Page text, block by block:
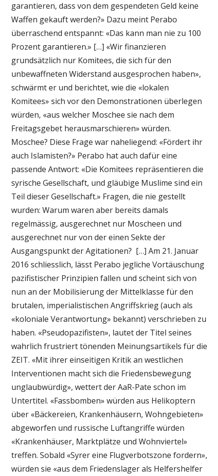
garantieren, dass von dem gespendeten Geld keine
Waffen gekauft werden?» Dazu meint Perabo
überraschend entspannt: «Das kann man nie zu 100
Prozent garantieren.» […] «Wir finanzieren
grundsätzlich nur Komitees, die sich für den
unbewaffneten Widerstand ausgesprochen haben»,
schwärmt er und berichtet, wie die «lokalen
Komitees» sich vor den Demonstrationen überlegen
würden, «aus welcher Moschee sie nach dem
Freitagsgebet herausmarschieren» würden.
Moschee? Diese Frage war naheliegend: «Fördert ihr
auch Islamisten?» Perabo hat auch dafür eine
passende Antwort: «Die Komitees repräsentieren die
syrische Gesellschaft, und gläubige Muslime sind ein
Teil dieser Gesellschaft.» Fragen, die nie gestellt
wurden: Warum waren aber bereits damals
regelmässig, ausgerechnet nur Moscheen und
ausgerechnet nur von der einen Sekte der
Ausgangspunkt der Agitationen? […] Am 21. Januar
2016 schliesslich, lässt Perabo jegliche Vortäuschung
pazifistischer Prinzipien fallen und scheint sich von
nun an der Mobilisierung der Mittelklasse für den
brutalen, imperialistischen Angriffskrieg (auch als
«koloniale Verantwortung» bekannt) verschrieben zu
haben. «Pseudopazifisten», lautet der Titel seines
wahrlich frustriert tönenden Meinungsartikels für die
ZEIT. «Mit ihrer einseitigen Kritik an westlichen
Interventionen macht sich die Friedensbewegung
unglaubwürdig», wettert der AaR-Pate schon im
Untertitel. «Fassbomben» würden aus Helikoptern
über «Bäckereien, Krankenhäusern, Wohngebieten»
abgeworfen und russische Luftangriffe würden
«Krankenhäuser, Marktplätze und Wohnviertel»
treffen. Sobald «Syrer eine Flugverbotszone fordern»,
würden sie «aus dem Friedenslager als Helfershelfer